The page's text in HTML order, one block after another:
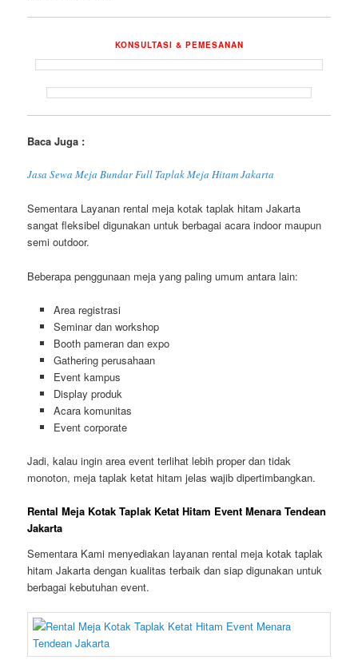
KONSULTASI & PEMESANAN
Baca Juga :
Jasa Sewa Meja Bundar Full Taplak Meja Hitam Jakarta
Sementara Layanan rental meja kotak taplak hitam Jakarta
sangat fleksibel digunakan untuk berbagai acara indoor maupun
semi outdoor.
Beberapa penggunaan meja yang paling umum antara lain:
Area registrasi
Seminar dan workshop
Booth pameran dan expo
Gathering perusahaan
Event kampus
Display produk
Acara komunitas
Event corporate
Jadi, kalau ingin area event terlihat lebih proper dan tidak
monoton, meja taplak ketat hitam jelas wajib dipertimbangkan.
Rental Meja Kotak Taplak Ketat Hitam Event Menara Tendean
Jakarta
Sementara Kami menyediakan layanan rental meja kotak taplak
hitam Jakarta dengan kualitas terbaik dan siap digunakan untuk
berbagai kebutuhan event.